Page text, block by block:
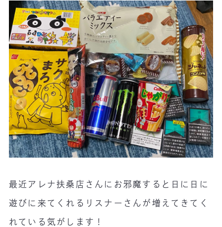
最近アレナ扶桑店さんにお邪魔すると日に日に
遊びに来てくれるリスナーさんが増えてきてく
れている気がします！